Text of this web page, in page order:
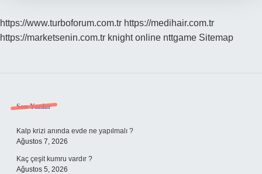
https://www.turboforum.com.tr https://medihair.com.tr
https://marketsenin.com.tr knight online nttgame Sitemap
Sidebar
Son Yazılar
Kalp krizi anında evde ne yapılmalı ?
Ağustos 7, 2026
Kaç çeşit kumru vardır ?
Ağustos 5, 2026